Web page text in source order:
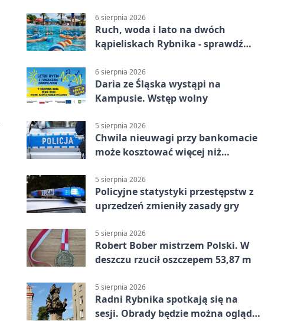
6 sierpnia 2026
Ruch, woda i lato na dwóch
kąpieliskach Rybnika - sprawdź
6 sierpnia 2026
Daria ze Śląska wystąpi na
Kampusie. Wstęp wolny
5 sierpnia 2026
Chwila nieuwagi przy bankomacie
może kosztować więcej niż
5 sierpnia 2026
Policyjne statystyki przestępstw z
uprzedzeń zmieniły zasady gry
5 sierpnia 2026
Robert Bober mistrzem Polski. W
deszczu rzucił oszczepem 53,87 m
5 sierpnia 2026
Radni Rybnika spotkają się na
sesji. Obrady będzie można oglądać